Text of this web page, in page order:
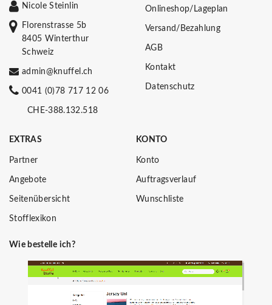
Nicole Steinlin
Florenstrasse 5b
8405 Winterthur
Schweiz
admin@knuffel.ch
0041 (0)78 717 12 06
CHE-388.132.518
Onlineshop/Lageplan
Versand/Bezahlung
AGB
Kontakt
Datenschutz
EXTRAS
Partner
Angebote
Seitenübersicht
Stofflexikon
KONTO
Konto
Auftragsverlauf
Wunschliste
Wie bestelle ich?